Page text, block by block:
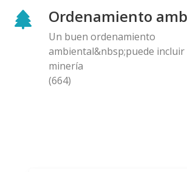
Ordenamiento
Un buen ordenamiento
ambiental&nbsp;puede incluir
minería
(664)